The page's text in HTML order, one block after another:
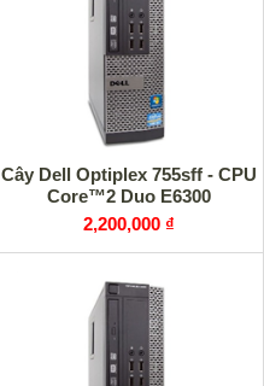
Cây Dell Optiplex 755sff - CPU
Core™2 Duo E6300
2,200,000 ₫